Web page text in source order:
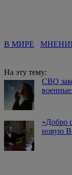
В МИРЕ
На эту тему:
СВО
«Добро
новую